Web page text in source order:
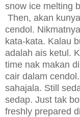
snow ice melting
Then, akan
cendol.
kata-kata. Kalau
adalah ais ketul.
time nak makan
cair dalam
sahajala. Still
sedap. Just tak
freshly prepared